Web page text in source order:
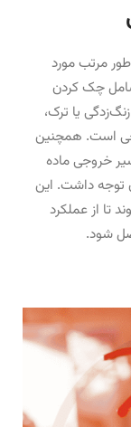
مرتب مورد
چک کردن
یا ترک،
است. همچنین
خروجی ماده
توجه داشت. این
تا از عملکرد
شود.